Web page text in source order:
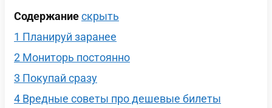
Содержаниескрыть
1 Планируй заранее
2 Мониторь постоянно
3 Покупай сразу
4 Вредные советы про дешевые билеты